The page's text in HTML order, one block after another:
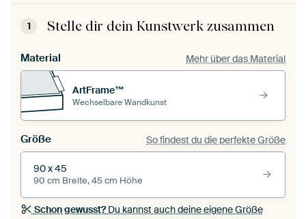
1 Stelle dir dein Kunstwerk zusammen
Material Mehr über das Material
ArtFrame™
Wechselbare Wandkunst
Größe So findest du die perfekte Größe
90 x 45
90 cm Breite, 45 cm Höhe
Schon gewusst?Du kannst auch deine eigene Größe